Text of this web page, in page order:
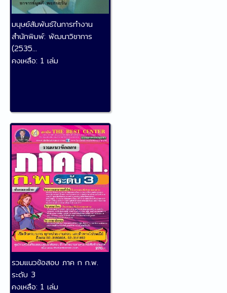
มนุษย์สัมพันธ์ในการทำงาน
สำนักพิมพ์: พัฒนาวิชาการ
(2535...
คงเหลือ: 1 เล่ม
รวมแนวข้อสอบ ภาค ก ก.พ.
ระดับ 3
คงเหลือ: 1 เล่ม